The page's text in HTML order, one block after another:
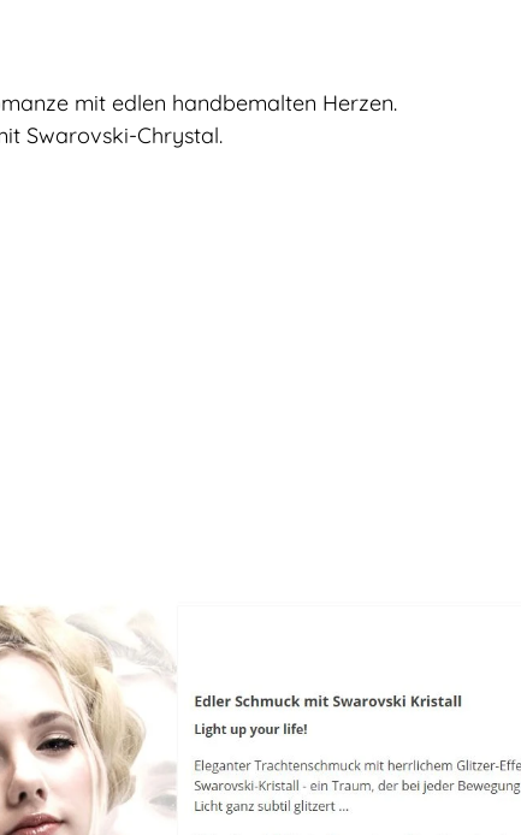
mit edlen handbemalten Herzen.
Swarovski-Chrystal.